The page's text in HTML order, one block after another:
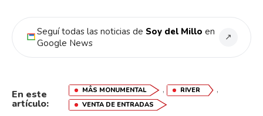
Seguí todas las noticias de Soy del Millo en
Google News
↗
En este
artículo:
MÂS MONUMENTAL , RIVER ,
VENTA DE ENTRADAS